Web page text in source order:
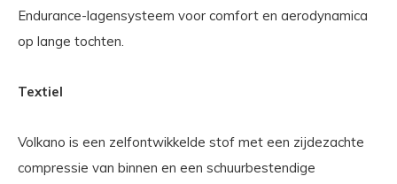
Endurance-lagensysteem voor comfort en aerodynamica
op lange tochten.
Textiel
Volkano is een zelfontwikkelde stof met een zijdezachte
compressie van binnen en een schuurbestendige